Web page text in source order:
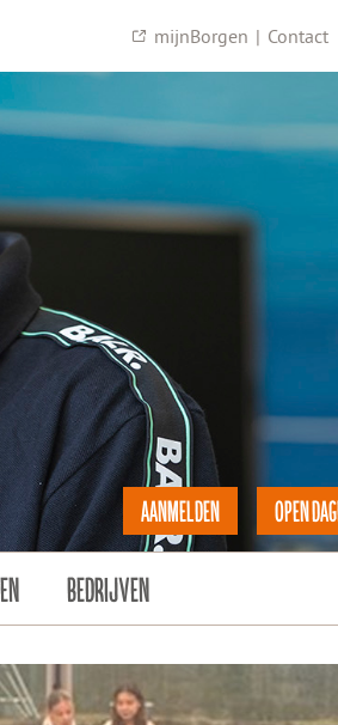
mijnBorgen | Contact
OPEN
AANMELDEN
BEDRIJVEN